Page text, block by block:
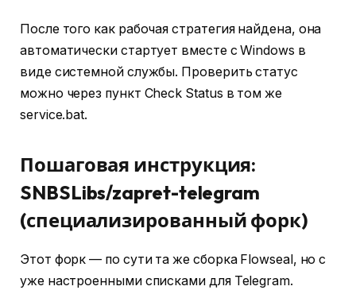
После того как рабочая стратегия найдена, она
автоматически стартует вместе с Windows в
виде системной службы. Проверить статус
можно через пункт Check Status в том же
service.bat.
Пошаговая инструкция:
SNBSLibs/zapret-telegram
(специализированный форк)
Этот форк — по сути та же сборка Flowseal, но с
уже настроенными списками для Telegram.